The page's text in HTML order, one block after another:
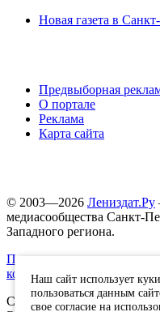
Новая газета в
Предвыборная
О портале
Реклама
Карта сайта
© 2003—2026 Лениздат.Ру
медиасообщества Санкт-
Западного региона.
Правила использования
конфиденциальности.
Свидетельство о
Наш сайт использует
пользоваться данным
свое согласие на